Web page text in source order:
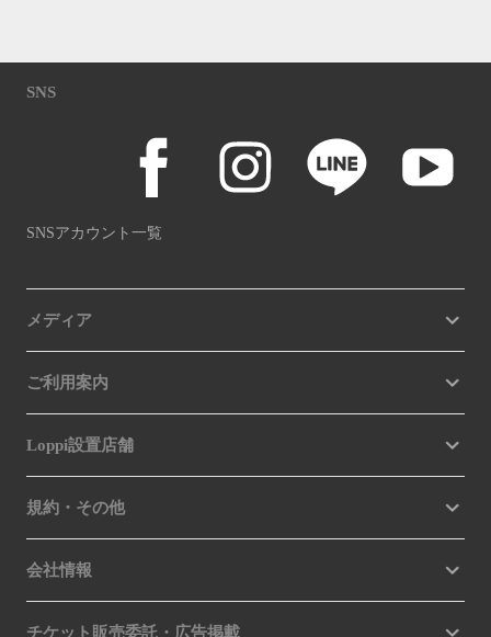
SNS
SNSアカウント一覧
メディア
ご利用案内
Loppi設置店舗
規約・その他
会社情報
チケット販売委託・広告掲載